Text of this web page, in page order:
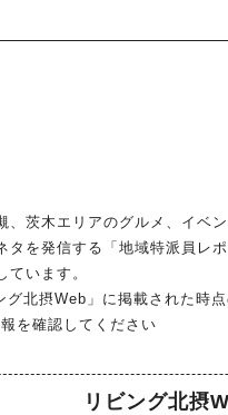
、茨木エリアのグルメ、イベ
タを発信する「地域特派員
ています。
北摂Web」に掲載された時
を確認してください
リビング北摂